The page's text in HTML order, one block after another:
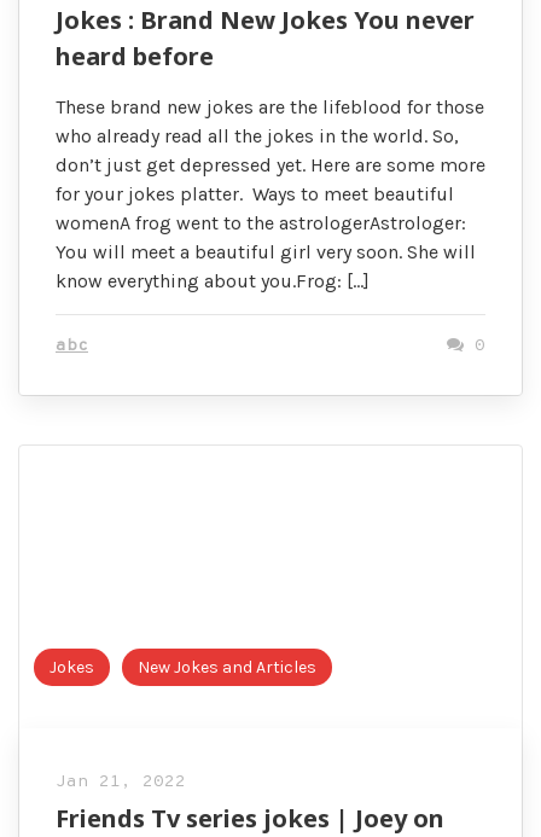
Jokes : Brand New Jokes You never
heard before
These brand new jokes are the lifeblood for those
who already read all the jokes in the world. So,
don’t just get depressed yet. Here are some more
for your jokes platter. Ways to meet beautiful
womenA frog went to the astrologerAstrologer:
You will meet a beautiful girl very soon. She will
know everything about you.Frog: […]
abc 0
Jokes New Jokes and Articles
Jan 21, 2022
Friends Tv series jokes | Joey on